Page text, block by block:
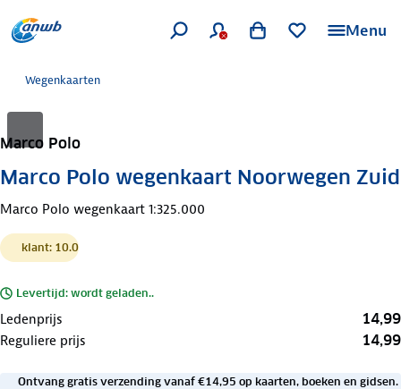
Menu
Wegenkaarten
Marco Polo
Marco Polo wegenkaart Noorwegen Zuid
Marco Polo wegenkaart 1:325.000
klant: 10.0
Levertijd: wordt geladen..
Ledenprijs 14,99
Reguliere prijs 14,99
Ontvang gratis verzending vanaf €14,95 op kaarten, boeken en gidsen.